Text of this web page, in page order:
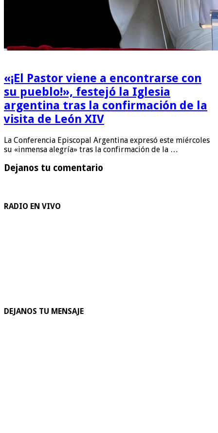
«¡El Pastor viene a encontrarse con
su pueblo!», festejó la Iglesia
argentina tras la confirmación de la
visita de León XIV
La Conferencia Episcopal Argentina expresó este miércoles
su «inmensa alegría» tras la confirmación de la …
Dejanos tu comentario
RADIO EN VIVO
DEJANOS TU MENSAJE